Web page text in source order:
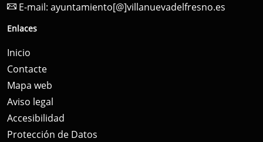
E-mail: ayuntamiento[@]villanuevadelfresno.es
Enlaces
Inicio
Contacte
Mapa web
Aviso legal
Accesibilidad
Protección de Datos